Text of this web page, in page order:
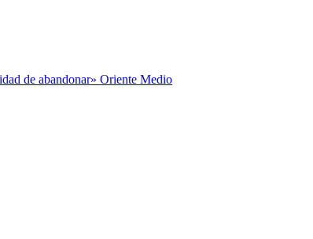
de abandonar» Oriente Medio